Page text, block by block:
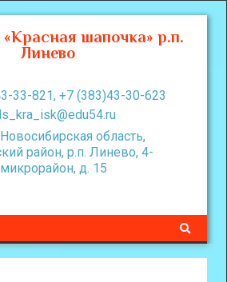
шапочка» р.п.
Линево
33-821, +7 (383)43-30-623
область,
район, р.п. Линево, 4-
д. 15